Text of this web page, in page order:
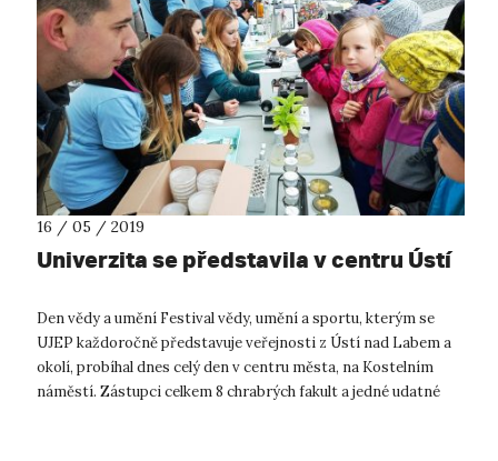
16 / 05 / 2019
Univerzita se představila v centru Ústí
Den vědy a umění Festival vědy, umění a sportu, kterým se
UJEP každoročně představuje veřejnosti z Ústí nad Labem a
okolí, probíhal dnes celý den v centru města, na Kostelním
náměstí. Zástupci celkem 8 chrabrých fakult a jedné udatné